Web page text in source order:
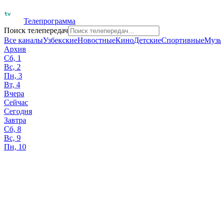
Телепрограмма
Поиск телепередач
Все каналыУзбекскиеНовостныеКиноДетскиеСпортивные
Архив
Сб, 1
Вс, 2
Пн, 3
Вт, 4
Вчера
Сейчас
Сегодня
Завтра
Сб, 8
Вс, 9
Пн, 10